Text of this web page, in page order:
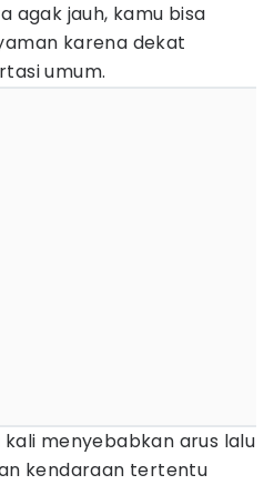
agak jauh, kamu bisa
karena dekat
umum.
menyebabkan arus lalu
kendaraan tertentu